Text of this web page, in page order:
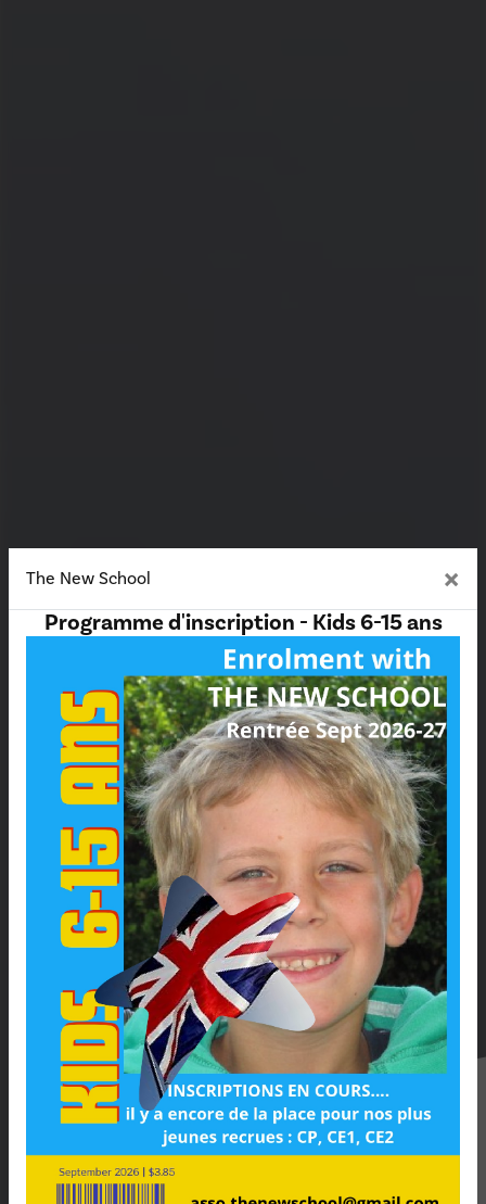
The New School ×
Programme d'inscription - Kids 6-15 ans